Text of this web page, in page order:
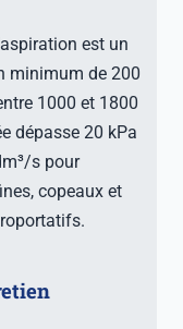
est un
minimum de 200
1000 et 1800
dépasse 20 kPa
s pour
copeaux et